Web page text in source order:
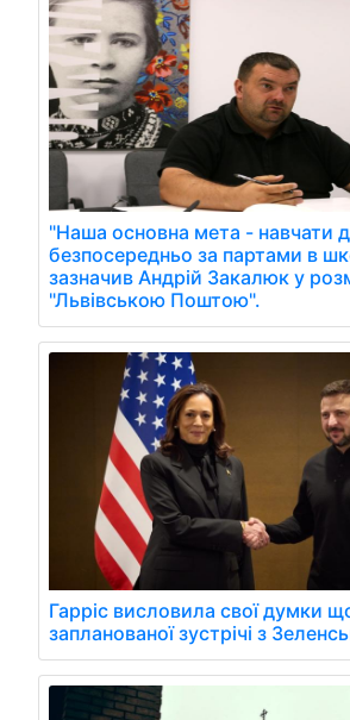
"Наша основна мета - навчати
безпосередньо за партами в
зазначив Андрій Закалюк у
"Львівською Поштою".
Гарріс висловила свої думки
запланованої зустрічі з